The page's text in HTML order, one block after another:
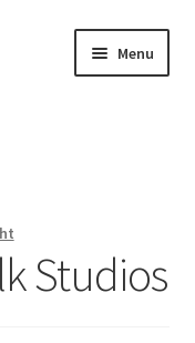
Menu
Studios